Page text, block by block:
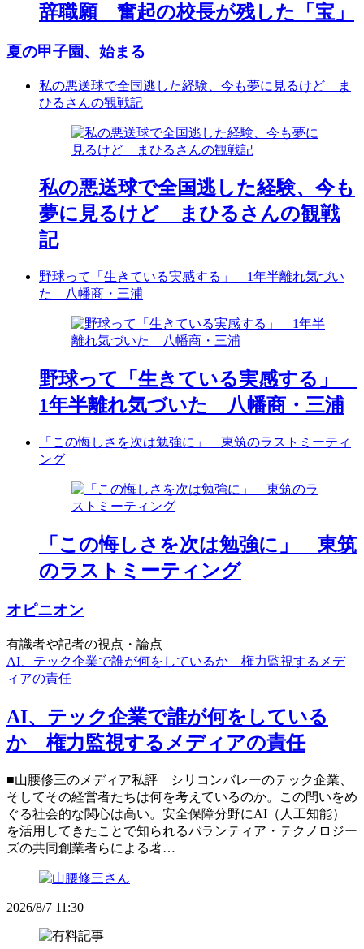
辞職願 奮起の校長が残した「宝」
夏の甲子園、始まる
私の悪送球で全国逃した経験、今も夢に見るけど ま
ひるさんの観戦記
私の悪送球で全国逃した経験、今も
夢に見るけど まひるさんの観戦
記
野球って「生きている実感する」 1年半離れ気づい
た 八幡商・三浦
野球って「生きている実感する」
1年半離れ気づいた 八幡商・三浦
「この悔しさを次は勉強に」 東筑のラストミーティ
ング
「この悔しさを次は勉強に」 東筑
のラストミーティング
オピニオン
有識者や記者の視点・論点
AI、テック企業で誰が何をしているか 権力監視するメデ
ィアの責任
AI、テック企業で誰が何をしている
か 権力監視するメディアの責任
■山腰修三のメディア私評 シリコンバレーのテック企業、
そしてその経営者たちは何を考えているのか。この問いをめ
ぐる社会的な関心は高い。安全保障分野にAI（人工知能）
を活用してきたことで知られるパランティア・テクノロジー
ズの共同創業者らによる著…
2026/8/7 11:30